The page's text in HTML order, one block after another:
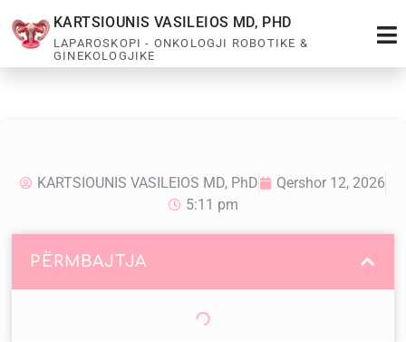
KARTSIOUNIS VASILEIOS MD, PHD
LAPAROSKOPI - ONKOLOGJI ROBOTIKE &
GINEKOLOGJIKE
KARTSIOUNIS VASILEIOS MD, PhD
Qershor 12, 2026
5:11 pm
PËRMBAJTJA